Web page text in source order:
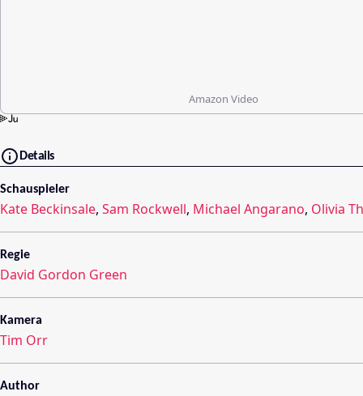
Amazon Video
Details
Schauspieler
Kate Beckinsale, Sam Rockwell, Michael Angarano, Olivia
Regie
David Gordon Green
Kamera
Tim Orr
Author